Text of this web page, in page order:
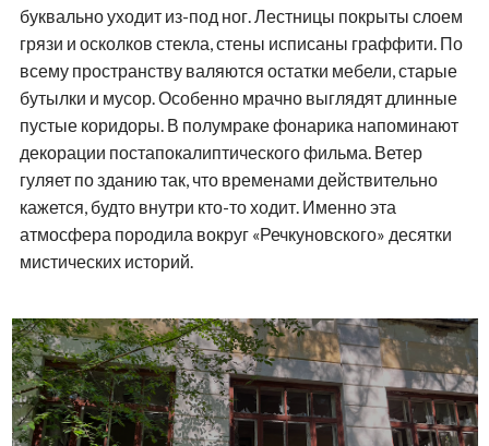
буквально уходит из-под ног. Лестницы покрыты слоем
грязи и осколков стекла, стены исписаны граффити. По
всему пространству валяются остатки мебели, старые
бутылки и мусор. Особенно мрачно выглядят длинные
пустые коридоры. В полумраке фонарика напоминают
декорации постапокалиптического фильма. Ветер
гуляет по зданию так, что временами действительно
кажется, будто внутри кто-то ходит. Именно эта
атмосфера породила вокруг «Речкуновского» десятки
мистических историй.